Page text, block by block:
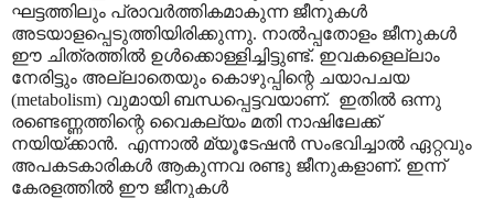
ഘട്ടത്തിലും പ്രാവർത്തികമാകുന്ന ജീനുകൾ
അടയാളപ്പെടുത്തിയിരിക്കുന്നു. നാൽ‌പ്പതോളം ജീനുകൾ
ഈ ചിത്രത്തിൽ ഉൾക്കൊള്ളിച്ചിട്ടുണ്ട്. ഇവകളെല്ലാം
നേരിട്ടും അല്ലാതെയും കൊഴുപ്പിന്റെ ചയാപചയ
(metabolism) വുമായി ബന്ധപ്പെട്ടവയാണ്. ഇതിൽ ഒന്നു
രണ്ടെണ്ണത്തിന്റെ വൈകല്യം മതി നാഷിലേക്ക്
നയിയ്ക്കാൻ. എന്നാൽ മ്യൂടേഷൻ സംഭവിച്ചാൽ ഏറ്റവും
അപകടകാരികൾ ആകുന്നവ രണ്ടു ജീനുകളാണ്. ഇന്ന്
കേരളത്തിൽ ഈ ജീനുകൾ